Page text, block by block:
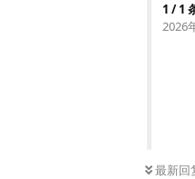
1 /1
2026
最新回